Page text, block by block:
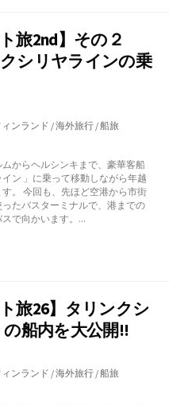
旅2nd】その２
シリヤラインの乗
ィンランド /海外旅行 /船旅
からヘルシンキまで、豪華客船
イン 」に乗って移動しながら年越
。 今回も、先ほど空港から市街
たバスターミナルで、港までの
で向かいます。...
ト旅26】タリンクシ
船内を大公開!!
ィンランド /海外旅行 /船旅